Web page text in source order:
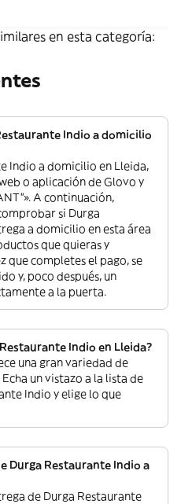
en esta categoría:
Indio a domicilio
Indio a domicilio en Lleida,
o aplicación de Glovo y
A continuación,
si Durga
a domicilio en esta área
que quieras y
que completes el pago, se
y, poco después, un
a la puerta.
Indio en Lleida?
una gran variedad de
un vistazo a la lista de
Indio y elige lo que
Durga Restaurante Indio a
de Durga Restaurante